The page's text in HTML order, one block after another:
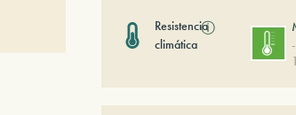
Resistencia
climática
ⓘ